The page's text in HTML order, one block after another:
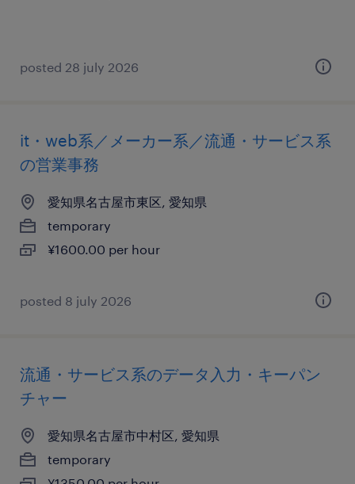
posted 28 july 2026
it・web系／メーカー系／流通・サービス系
の営業事務
愛知県名古屋市東区, 愛知県
temporary
¥1600.00 per hour
posted 8 july 2026
流通・サービス系のデータ入力・キーパン
チャー
愛知県名古屋市中村区, 愛知県
temporary